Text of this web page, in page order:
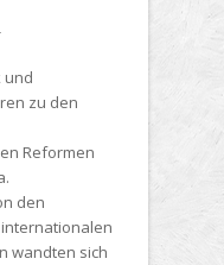
und
zu den
Reformen
den
wandten sich